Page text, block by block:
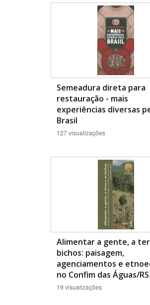
Área de Levantamento
Semeadura direta para
restauração - mais
experiências diversas
Brasil
127 visualizações
Alimentar a gente, a
bichos: paisagem,
agenciamentos e
no Confim das Águas/RS.
19 visualizações